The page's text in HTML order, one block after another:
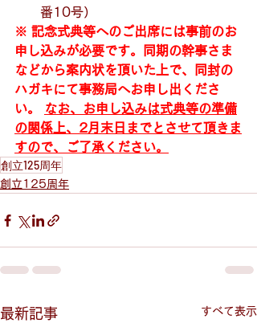
番10号）
※ 記念式典等へのご出席には事前のお
申し込みが必要です。同期の幹事さま
などから案内状を頂いた上で、同封の
ハガキにて事務局へお申し出くださ
い。
なお、お申し込みは式典等の準備
の関係上、2月末日までとさせて頂きま
すので、ご了承ください。
創立125周年
創立125周年
最新記事 すべて表示